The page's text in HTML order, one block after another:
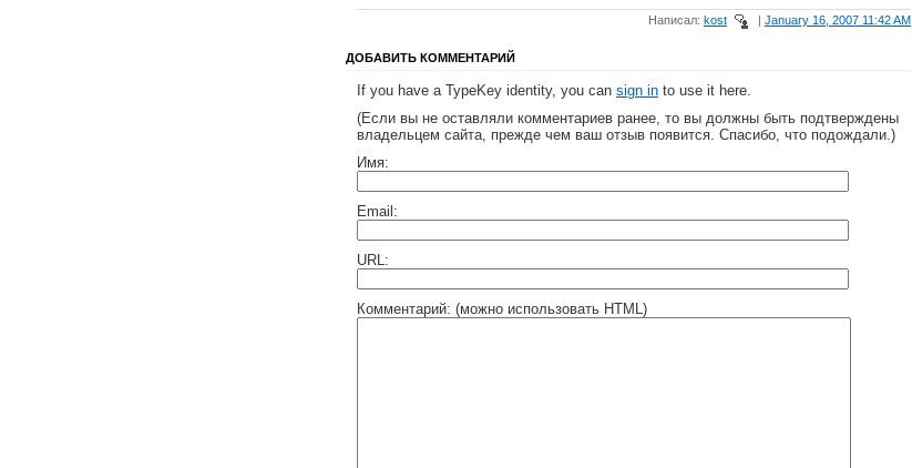
Написал: kost January 16, 2007 11:42 AM
ДОБАВИТЬ КОММЕНТАРИЙ
If you have a TypeKey identity, you can sign in to use it here.
(Если вы не оставляли комментариев ранее, то вы должны быть подтверждены
владельцем сайта, прежде чем ваш отзыв появится. Спасибо, что подождали.)
Имя:
Email:
URL:
Комментарий: (можно использовать HTML)